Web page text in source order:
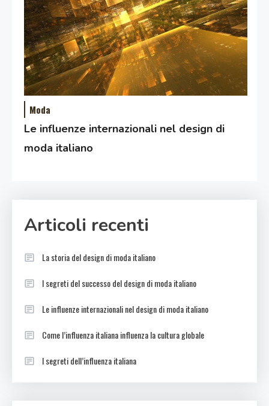
Moda
Le influenze internazionali nel design di
moda italiano
Articoli recenti
La storia del design di moda italiano
I segreti del successo del design di moda italiano
Le influenze internazionali nel design di moda italiano
Come l’influenza italiana influenza la cultura globale
I segreti dell’influenza italiana